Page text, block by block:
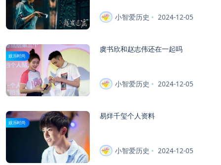
小智爱历史 2024-12-05
娱乐时尚
虞书欣和赵志伟还在一起吗
小智爱历史 2024-12-05
娱乐时尚
易烊千玺个人资料
小智爱历史 2024-12-05